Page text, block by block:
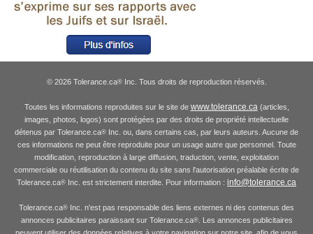
© 2026 Tolerance.ca®Inc. Tous droits de reproduction réservés.
Toutes les informations reproduites sur le site de www.tolerance.ca(articles,
images, photos, logos) sont protégées par des droits de propriété intellectuelle
détenus par Tolerance.ca® Inc. ou, dans certains cas, par leurs auteurs. Aucune de
ces informations ne peut être reproduite pour un usage autre que personnel. Toute
modification, reproduction à large diffusion, traduction, vente, exploitation
commerciale ou réutilisation du contenu du site sans l'autorisation préalable écrite de
Tolerance.ca® Inc. est strictement interdite. Pour information : info@tolerance.ca
Tolerance.ca® Inc. n'est pas responsable des liens externes ni des contenus des
annonces publicitaires paraissant sur Tolerance.ca®. Les annonces publicitaires